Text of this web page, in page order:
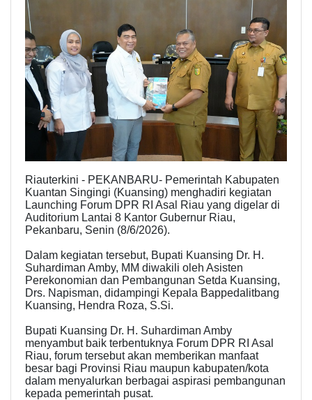
Riauterkini - PEKANBARU- Pemerintah Kabupaten
Kuantan Singingi (Kuansing) menghadiri kegiatan
Launching Forum DPR RI Asal Riau yang digelar di
Auditorium Lantai 8 Kantor Gubernur Riau,
Pekanbaru, Senin (8/6/2026).
Dalam kegiatan tersebut, Bupati Kuansing Dr. H.
Suhardiman Amby, MM diwakili oleh Asisten
Perekonomian dan Pembangunan Setda Kuansing,
Drs. Napisman, didampingi Kepala Bappedalitbang
Kuansing, Hendra Roza, S.Si.
Bupati Kuansing Dr. H. Suhardiman Amby
menyambut baik terbentuknya Forum DPR RI Asal
Riau, forum tersebut akan memberikan manfaat
besar bagi Provinsi Riau maupun kabupaten/kota
dalam menyalurkan berbagai aspirasi pembangunan
kepada pemerintah pusat.